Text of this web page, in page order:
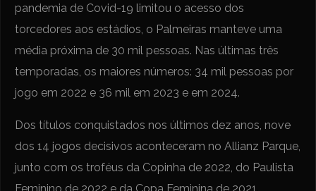
pandemia de Covid-19 limitou o acesso dos
torcedores aos estádios, o Palmeiras manteve uma
média próxima de 30 mil pessoas. Nas últimas três
temporadas, os maiores números: 34 mil pessoas por
jogo em 2022 e 36 mil em 2023 e em 2024.
Dos títulos conquistados nos últimos dez anos, nove
dos 14 jogos decisivos aconteceram no Allianz Parque,
junto com os troféus da Copinha de 2022, do Paulista